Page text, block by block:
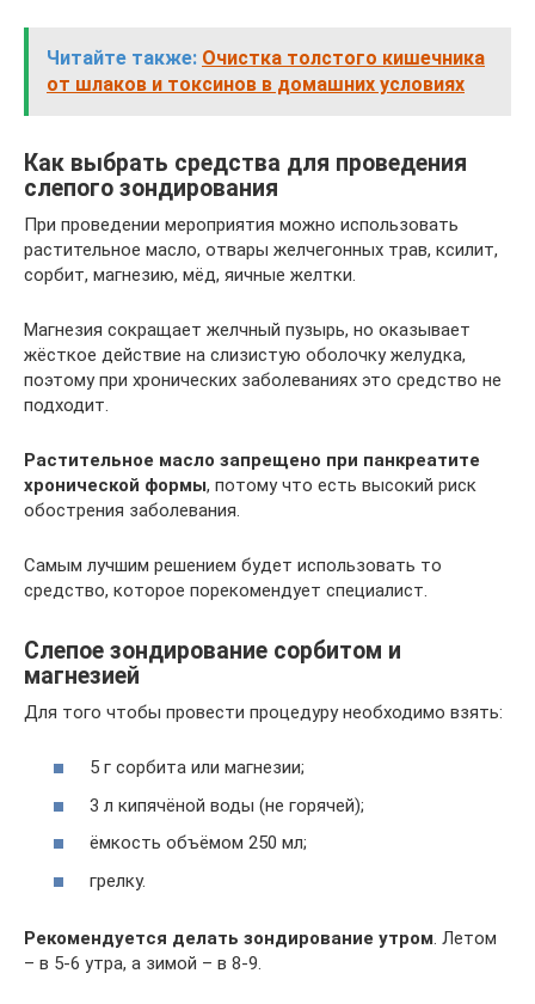
Читайте также: Очистка толстого кишечника
от шлаков и токсинов в домашних условиях
Как выбрать средства для проведения
слепого зондирования
При проведении мероприятия можно использовать
растительное масло, отвары желчегонных трав, ксилит,
сорбит, магнезию, мёд, яичные желтки.
Магнезия сокращает желчный пузырь, но оказывает
жёсткое действие на слизистую оболочку желудка,
поэтому при хронических заболеваниях это средство не
подходит.
Растительное масло запрещено при панкреатите
хронической формы, потому что есть высокий риск
обострения заболевания.
Самым лучшим решением будет использовать то
средство, которое порекомендует специалист.
Слепое зондирование сорбитом и
магнезией
Для того чтобы провести процедуру необходимо взять:
5 г сорбита или магнезии;
3 л кипячёной воды (не горячей);
ёмкость объёмом 250 мл;
грелку.
Рекомендуется делать зондирование утром . Летом
– в 5-6 утра, а зимой – в 8-9.